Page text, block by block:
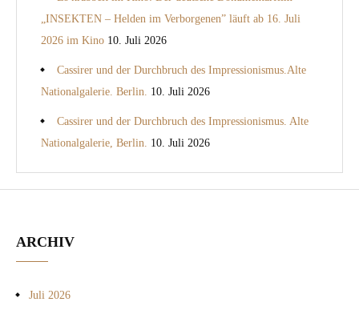
„INSEKTEN – Helden im Verborgenen” läuft ab 16. Juli
2026 im Kino 10. Juli 2026
Cassirer und der Durchbruch des Impressionismus.Alte
Nationalgalerie. Berlin. 10. Juli 2026
Cassirer und der Durchbruch des Impressionismus. Alte
Nationalgalerie, Berlin. 10. Juli 2026
ARCHIV
Juli 2026